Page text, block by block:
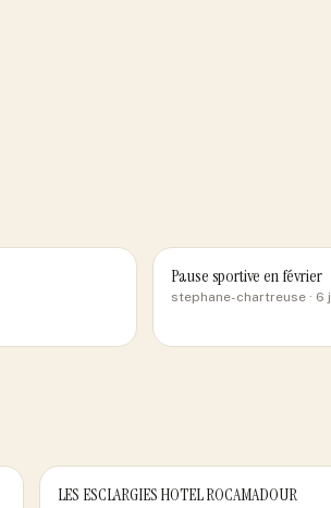
Pause sportive en février
stephane-chartreuse· 6 j
LES ESCLARGIES HOTEL ROCAMADOUR